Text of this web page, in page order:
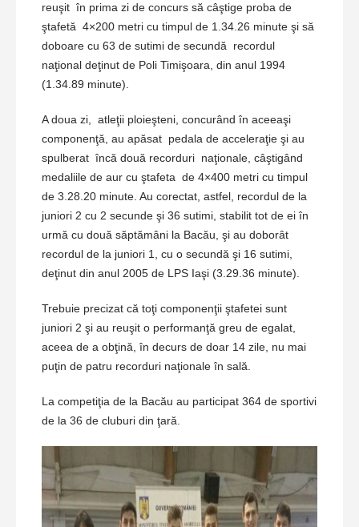
reuşit în prima zi de concurs să câştige proba de
ştafetă 4×200 metri cu timpul de 1.34.26 minute şi să
doboare cu 63 de sutimi de secundă recordul
naţional deţinut de Poli Timişoara, din anul 1994
(1.34.89 minute).
A doua zi, atleţii ploieşteni, concurând în aceeaşi
componenţă, au apăsat pedala de acceleraţie şi au
spulberat încă două recorduri naţionale, câştigând
medaliile de aur cu ştafeta de 4×400 metri cu timpul
de 3.28.20 minute. Au corectat, astfel, recordul de la
juniori 2 cu 2 secunde şi 36 sutimi, stabilit tot de ei în
urmă cu două săptămâni la Bacău, şi au doborât
recordul de la juniori 1, cu o secundă şi 16 sutimi,
deţinut din anul 2005 de LPS Iaşi (3.29.36 minute).
Trebuie precizat că toţi componenţii ştafetei sunt
juniori 2 şi au reuşit o performanţă greu de egalat,
aceea de a obţină, în decurs de doar 14 zile, nu mai
puţin de patru recorduri naţionale în sală.
La competiţia de la Bacău au participat 364 de sportivi
de la 36 de cluburi din ţară.